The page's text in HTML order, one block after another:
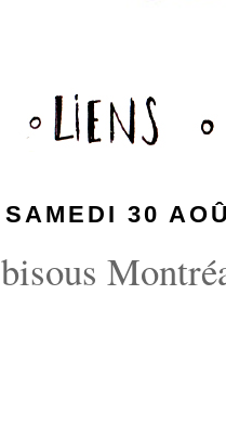
SAMEDI 30
bisous